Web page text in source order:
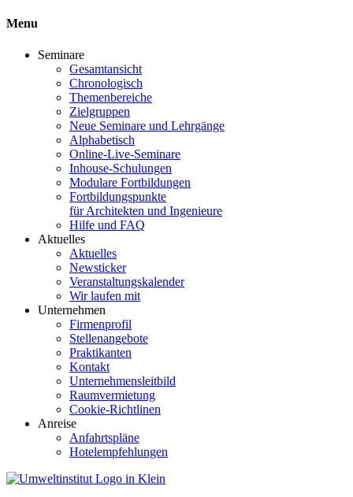
Menu
Seminare
Gesamtansicht
Chronologisch
Themenbereiche
Zielgruppen
Neue Seminare und Lehrgänge
Alphabetisch
Online-Live-Seminare
Inhouse-Schulungen
Modulare Fortbildungen
Fortbildungspunkte
für Architekten und Ingenieure
Hilfe und FAQ
Aktuelles
Aktuelles
Newsticker
Veranstaltungskalender
Wir laufen mit
Unternehmen
Firmenprofil
Stellenangebote
Praktikanten
Kontakt
Unternehmensleitbild
Raumvermietung
Cookie-Richtlinen
Anreise
Anfahrtspläne
Hotelempfehlungen